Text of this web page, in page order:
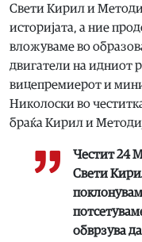
Свети Кирил и
историјата, а ние
вложуваме во
двигатели на идниот
вицепремиерот и
Николоски во
браќа Кирил и
Честит 24
Свети
обврзува